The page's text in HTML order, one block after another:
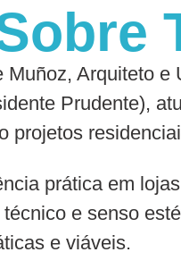
Muñoz, Arquiteto e
Prudente),
projetos
prática em
e senso
e viáveis.